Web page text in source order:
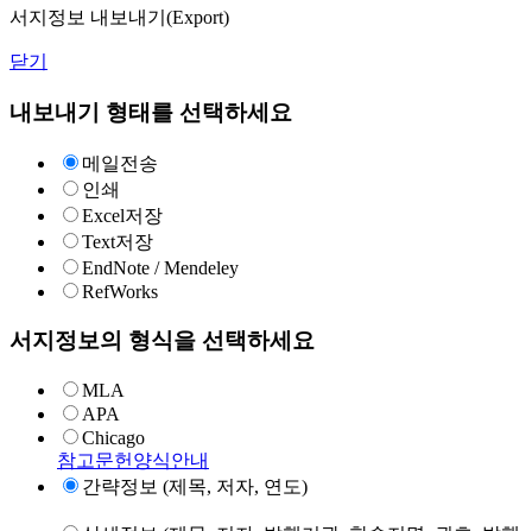
서지정보 내보내기(Export)
닫기
내보내기 형태를 선택하세요
메일전송
인쇄
Excel저장
Text저장
EndNote / Mendeley
RefWorks
서지정보의 형식을 선택하세요
MLA
APA
Chicago
참고문헌양식안내
간략정보 (제목, 저자, 연도)